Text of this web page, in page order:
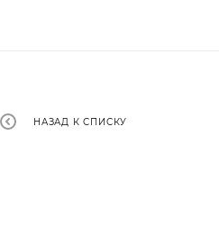
НАЗАД К СПИСКУ